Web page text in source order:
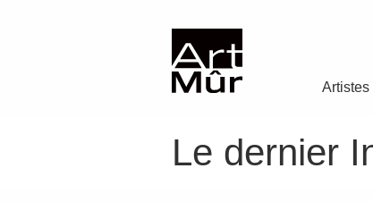
Artistes
Le dernier